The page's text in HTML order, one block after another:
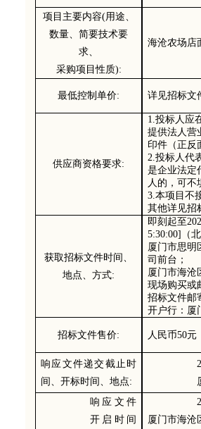
项目主要内容(用途、
数量、简要技术要
求、
采购项目性质):
海沧农场店
最低控制单价: 详见招标文
供应商资格要求:
1.投标人应
提供法人营
印件（正反
2.投标人代
是企业法定
人的，可不
3.本项目不
其他详见招
获取招标文件时间、
地点、方式:
即刻起至202
5:30:00]（
厦门市思明
司前台；
厦门市海沧
现场购买或
招标文件邮
开户行：厦
招标文件售价: 人民币50元
响应文件递交截止时
间、开标时间 、 地点:
响应文件
开启时间
厦门市海沧